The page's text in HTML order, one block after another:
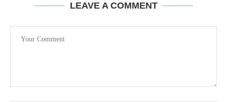
LEAVE A COMMENT